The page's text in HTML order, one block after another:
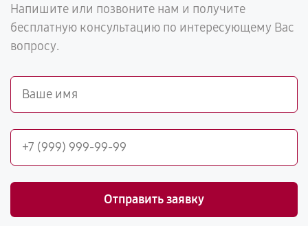
Напишите или позвоните нам и получите
бесплатную консультацию по интересующему Вас
вопросу.
Отправить заявку